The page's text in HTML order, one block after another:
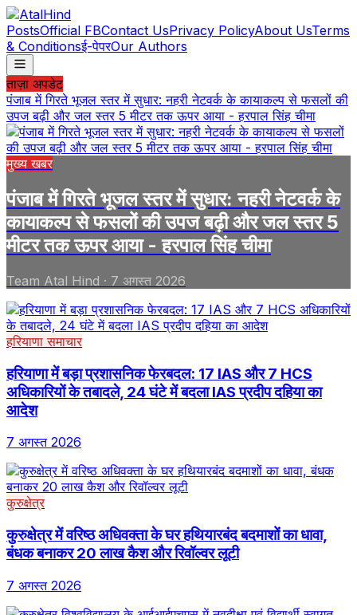
PostsOfficial FBContact UsPrivacy PolicyAbout UsTerms
& Conditionsई-पेपरOur Authors
ताज़ा अपडेट
पंजाब में गिरते भूजल स्तर में सुधार: नहरी नेटवर्क के कायाकल्प से फसलों की
उपज बढ़ी और जल स्तर 5 मीटर तक ऊपर आया - हरपाल सिंह चीमा
मुख्य खबर
पंजाब में गिरते भूजल स्तर में सुधार: नहरी नेटवर्क के
कायाकल्प से फसलों की उपज बढ़ी और जल स्तर 5
मीटर तक ऊपर आया - हरपाल सिंह चीमा
Team Atal Hind · 7 अगस्त 2026
हरियाणा समाचार
हरियाणा में बड़ा प्रशासनिक फेरबदल: 17 IAS और 7 HCS
अधिकारियों के तबादले, 24 घंटे में बदला IAS प्रदीप दहिया का
आदेश
7 अगस्त 2026
कुरुक्षेत्र
कुरुक्षेत्र में वरिष्ठ अधिवक्ता के घर हथियारबंद बदमाशों का धावा,
बंधक बनाकर 20 लाख कैश और रिवॉल्वर लूटी
7 अगस्त 2026